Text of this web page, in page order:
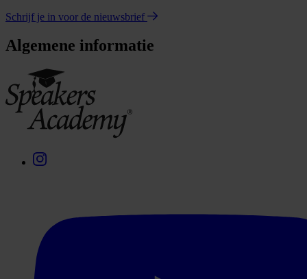
Schrijf je in voor de nieuwsbrief
Algemene informatie